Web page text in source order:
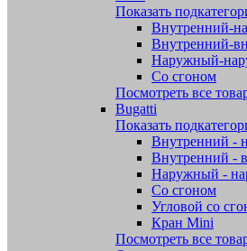
Показать
Внутренний-
Внутренний-
Наружный-
Со сгоном
Посмотреть все
Bugatti
Показать
Внутренний -
Внутренний -
Наружный -
Со сгоном
Угловой со
Кран Mini
Посмотреть все